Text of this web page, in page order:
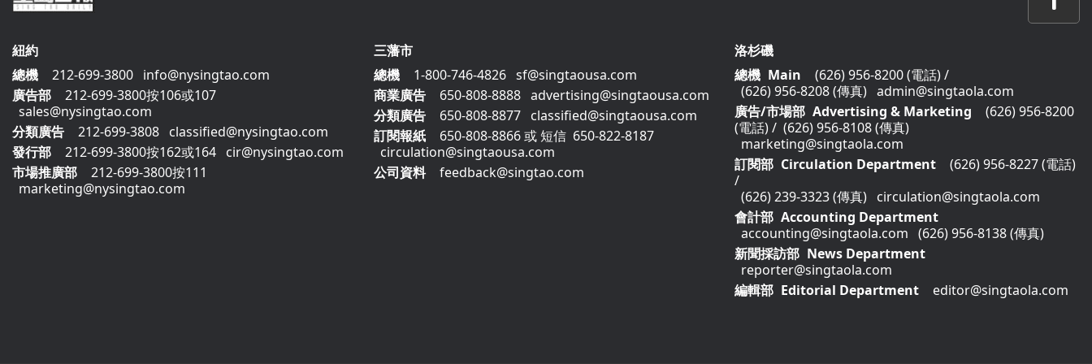
紐約
總機
212-699-3800 info@nysingtao.com
廣告部
212-699-3800按106或107
sales@nysingtao.com
分類廣告
212-699-3808 classified@nysingtao.com
發⾏部
212-699-3800按162或164 cir@nysingtao.com
市場推廣部
212-699-3800按111
marketing@nysingtao.com
三藩市
總機
1-800-746-4826 sf@singtaousa.com
商業廣告
650-808-8888 advertising@singtaousa.com
分類廣告
650-808-8877
classified@singtaousa.com
訂閱報紙
650-808-8866或 短信 650-822-8187
circulation@singtaousa.com
公司資料
feedback@singtao.com
洛杉磯
總機 Main (626) 956-8200 (電話)/
(626) 956-8208 (傳真) admin@singtaola.com
廣告/市場部 Advertising & Marketing
(626) 956-8200
(電話)/ (626) 956-8108 (傳真)
marketing@singtaola.com
訂閱部 Circulation Department
(626) 956-8227 (電話)
/
(626) 239-3323 (傳真) circulation@singtaola.com
會計部 Accounting Department
accounting@singtaola.com
(626) 956-8138 (傳真)
新聞採訪部 News Department
reporter@singtaola.com
編輯部 Editorial Department editor@singtaola.com